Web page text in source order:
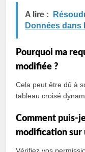
A lire :
Données dans
Pourquoi ma
modifiée ?
Cela peut être dû à
tableau croisé
Comment puis-
modification sur